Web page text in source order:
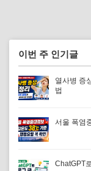
이번 주 인기글
열사병 증
법
서울 폭염
ChatGPT